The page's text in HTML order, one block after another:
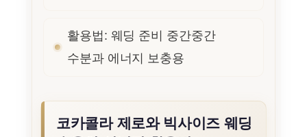
활용법: 웨딩 준비 중간중간
수분과 에너지 보충용
코카콜라 제로와 빅사이즈 웨딩